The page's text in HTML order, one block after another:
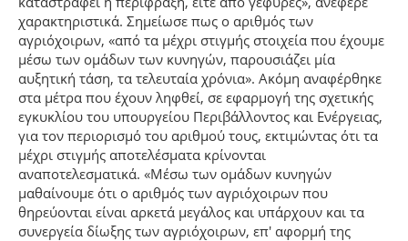
χαρακτηριστικά. Σημείωσε πως ο αριθμός των
αγριόχοιρων, «από τα μέχρι στιγμής στοιχεία που έχουμε
μέσω των ομάδων των κυνηγών, παρουσιάζει μία
αυξητική τάση, τα τελευταία χρόνια». Ακόμη αναφέρθηκε
στα μέτρα που έχουν ληφθεί, σε εφαρμογή της σχετικής
εγκυκλίου του υπουργείου Περιβάλλοντος και Ενέργειας,
για τον περιορισμό του αριθμού τους, εκτιμώντας ότι τα
μέχρι στιγμής αποτελέσματα κρίνονται
αναποτελεσματικά. «Μέσω των ομάδων κυνηγών
μαθαίνουμε ότι ο αριθμός των αγριόχοιρων που
θηρεύονται είναι αρκετά μεγάλος και υπάρχουν και τα
συνεργεία δίωξης των αγριόχοιρων, επ' αφορμή της